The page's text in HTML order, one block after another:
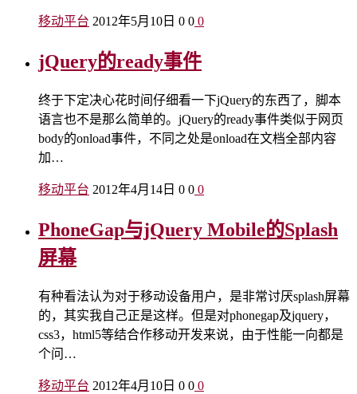
移动平台 2012年5月10日 0 0 0
jQuery的ready事件
终于下定决心花时间仔细看一下jQuery的东西了，脚本
语言也不是那么简单的。jQuery的ready事件类似于网页
body的onload事件，不同之处是onload在文档全部内容
加…
移动平台 2012年4月14日 0 0 0
PhoneGap与jQuery Mobile的Splash
屏幕
有种看法认为对于移动设备用户，是非常讨厌splash屏幕
的，其实我自己正是这样。但是对phonegap及jquery，
css3，html5等结合作移动开发来说，由于性能一向都是
个问…
移动平台 2012年4月10日 0 0 0